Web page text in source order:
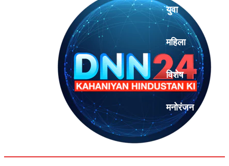
युवा
महिला
विशेष
मनोरंजन